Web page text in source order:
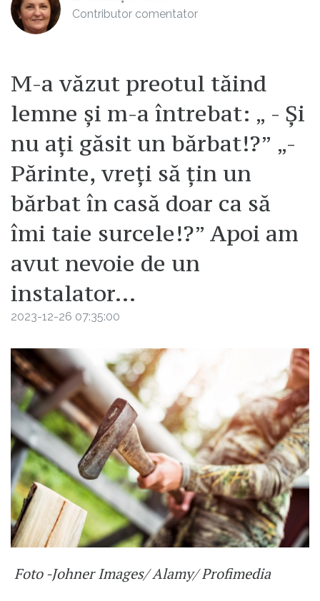
Contributor comentator
M-a văzut preotul tăind
lemne și m-a întrebat: „ - Și
nu ați găsit un bărbat!?” „-
Părinte, vreți să țin un
bărbat în casă doar ca să
îmi taie surcele!?” Apoi am
avut nevoie de un
instalator...
2023-12-26 07:35:00
Foto -Johner Images/ Alamy/ Profimedia